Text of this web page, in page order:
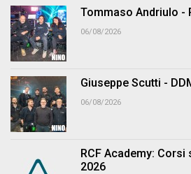
Tommaso Andriulo -
06/08/2026
Giuseppe Scutti -
06/08/2026
RCF Academy:
2026